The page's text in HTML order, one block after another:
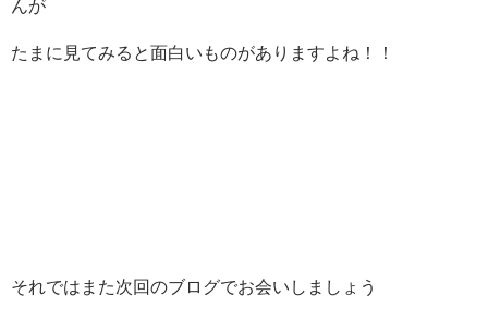
んが
たまに見てみると面白いものがありますよね！！
それではまた次回のブログでお会いしましょう